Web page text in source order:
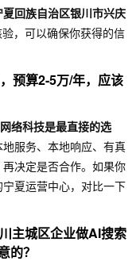
夏回族自治区银川市兴庆
，可以确保你获得的信
预算2-5万/年，应该
络科技是最直接的选
服务、本地响应、有真
决定是否合作。如果你
夏运营中心，对比一下
主城区企业做AI搜索
的？